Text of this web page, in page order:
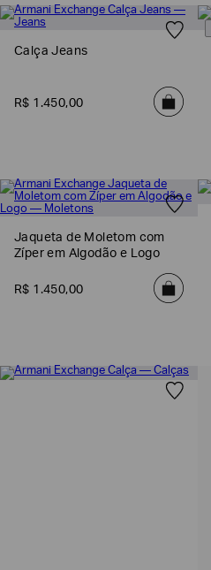
Calça Jeans
R$ 1 .450,00
Jaqueta de Moletom com
Zíper em Algodão e Logo
R$ 1 .450,00
Emporio
Armani
EA7
Armani/Silos
Armani
Values